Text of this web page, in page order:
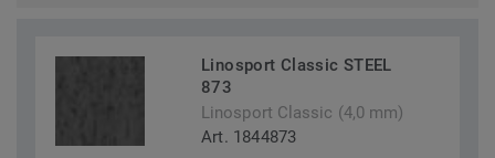
Linosport Classic STEEL
873
Linosport Classic (4,0 mm)
Art. 1844873